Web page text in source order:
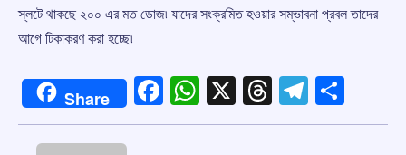
স্লটে থাকছে ২০০ এর মত ডোজ৷ যাদের সংক্রমিত হওয়ার সম্ভাবনা প্রবল তাদের
আগে টিকাকরণ করা হচ্ছে৷
Share Facebook
WhatsApp
X Threads